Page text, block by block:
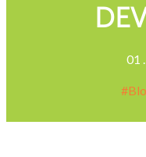
01 .